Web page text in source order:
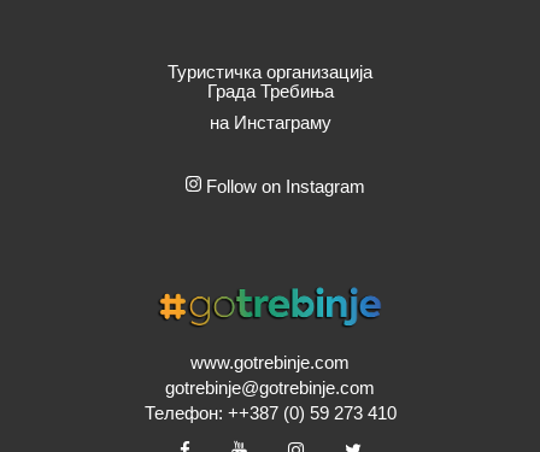
Туристичка организација
Града Требиња
на Инстаграму
Follow on Instagram
www.gotrebinje.com
gotrebinje@gotrebinje.com
Телефон: ++387 (0) 59 273 410